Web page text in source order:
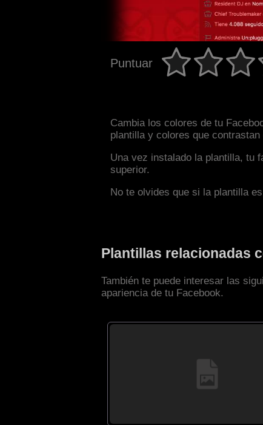
Puntuar
Cambia los colores de tu
plantilla y colores que
Una vez instalado la plantilla, tu
superior.
No te olvides que si la plantilla
Plantillas relacionadas
También te puede interesar las
apariencia de tu Facebook.